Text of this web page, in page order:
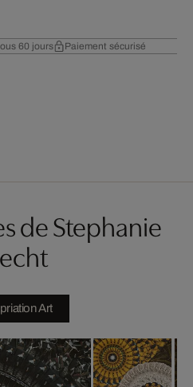
60 jours Paiement sécurisé
de Stephanie
Art